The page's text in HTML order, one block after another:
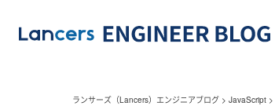
ランサーズ（Lancers）エンジニアブログ > JavaScript >